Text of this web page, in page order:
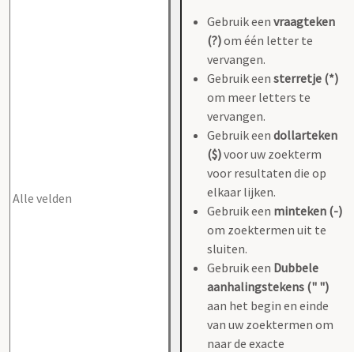
Gebruik een vraagteken
(?)om één letter te
vervangen.
Gebruik een sterretje (*)
om meer letters te
vervangen.
Gebruik een dollarteken
($)voor uw zoekterm
voor resultaten die op
elkaar lijken.
Gebruik een minteken (-)
om zoektermen uit te
sluiten.
Gebruik een Dubbele
aanhalingstekens (" ")
aan het begin en einde
van uw zoektermen om
naar de exacte